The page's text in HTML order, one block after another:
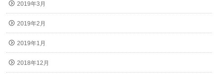
2019年3月
2019年2月
2019年1月
2018年12月